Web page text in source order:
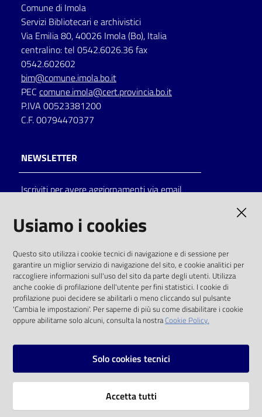
Seguici
su
Catalogo
on line
Eventi
Chiedi al
bibliotecario
Avvisi
Orari
Comune di Imola
Servizi Bibliotecari e archivistici
Via Emilia 80, 40026 Imola (Bo), Italia
centralino: tel 0542.6026.36 fax
0542.602602
bim@comune.imola.bo.it
PEC comune.imola@cert.provincia.bo.it
P.IVA 00523381200
C.F. 00794470377
NEWSLETTER
Iscriviti per avere aggiornamenti via email
solo alle condizioni previste dalla direttiva
comunitaria 2003/98/CE e dal d.lgs. 36/2006
SOCIAL
Instagram
Vai alla pagina
Usiamo i cookies
Questo sito utilizza i cookie tecnici di navigazione e di sessione per
garantire un miglior servizio di navigazione del sito, e cookie analitici per
raccogliere informazioni sull'uso del sito da parte degli utenti. Utilizza
anche cookie di profilazione dell'utente per fini statistici. I cookie di
profilazione puoi decidere se abilitarli o meno cliccando sul pulsante
'Cambia le impostazioni'. Per saperne di più su come disabilitare i cookie
oppure abilitarne solo alcuni, consulta la nostraCookie Policy.
Solo cookies tecnici
Accetta tutti